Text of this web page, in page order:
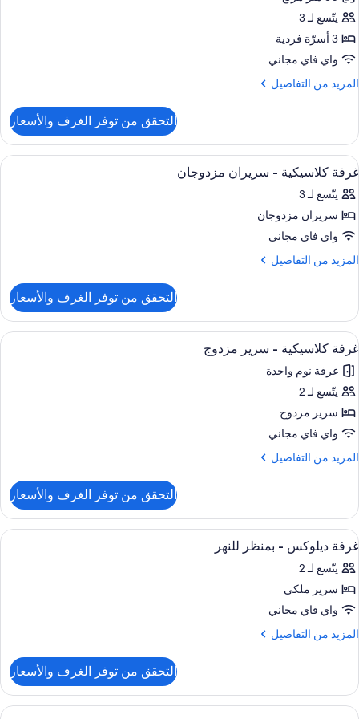
للنهر
غرفة
كلاسيكية
-
3
أسرّة
منفصلة
يتّسع لـ 3
3 أسرّة فردية
واي فاي مجاني
المزيد من التفاصيل
المزيد
غرفة
كلاسيكية
-
أسرّة
فردية
التحقق من توفر الغرف والأسعار
استعراض
جميع
صور
غرفة
كلاسيكية
-
ملاءات للفراش لا تسبب الحساسية
3
غرفة كلاسيكية - سريران مزدوجان
يتّسع لـ 3
سريران مزدوجان
واي فاي مجاني
المزيد من التفاصيل
المزيد
غرفة
كلاسيكية
-
سريران
مزدوجان
التحقق من توفر الغرف والأسعار
استعراض
جميع
صور
غرفة
كلاسيكية
-
سرير
مزدوج
ملاءات للفراش لا تسبب الحساسية
1
غرفة كلاسيكية - سرير مزدوج
غرفة نوم واحدة
يتّسع لـ 2
سرير مزدوج
واي فاي مجاني
المزيد من التفاصيل
المزيد
غرفة
كلاسيكية
-
سرير
مزدوج
التحقق من توفر الغرف والأسعار
استعراض
جميع
صور
غرفة
ديلوكس
-
ملاءات للفراش لا تسبب الحساسية
1
غرفة ديلوكس - بمنظر للنهر
يتّسع لـ 2
سرير ملكي
واي فاي مجاني
المزيد من التفاصيل
المزيد
غرفة
ديلوكس
التحقق من توفر الغرف والأسعار